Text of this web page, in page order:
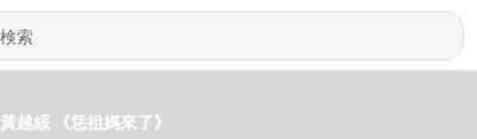
黃越綏 《恁祖媽來了》